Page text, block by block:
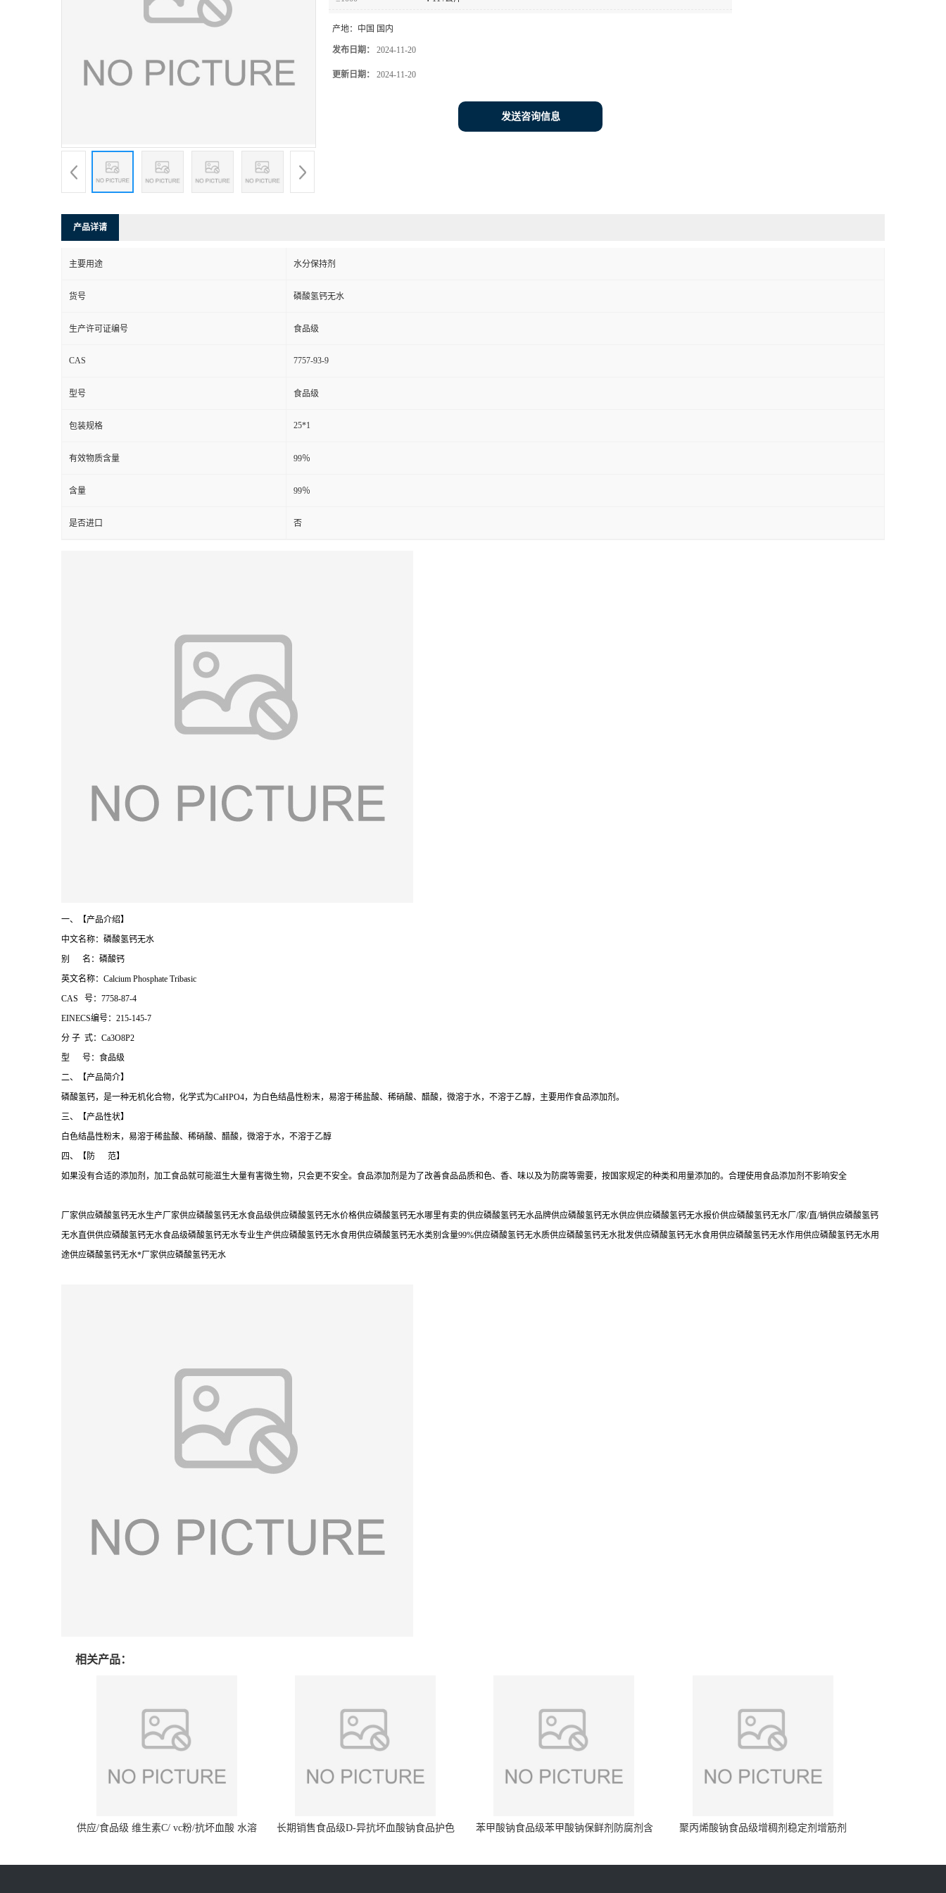
产地： 中国 国内
发布日期： 2024-11-20
更新日期： 2024-11-20
发送咨询信息
产品详请
主要用途 水分保持剂
货号 磷酸氢钙无水
生产许可证编号 食品级
CAS 7757-93-9
型号 食品级
包装规格 25*1
有效物质含量 99％
含量 99％
是否进口 否
一、【产品介绍】
中文名称：磷酸氢钙无水
别 名：磷酸钙
英文名称：Calcium Phosphate Tribasic
CAS 号：7758-87-4
EINECS编号：215-145-7
分 子 式：Ca3O8P2
型 号：食品级
二、【产品简介】
磷酸氢钙，是一种无机化合物，化学式为CaHPO4，为白色结晶性粉末，易溶于稀盐酸、稀硝酸、醋酸，微溶于水，不溶于乙醇，主要用作食品添加剂。
三、【产品性状】
白色结晶性粉末，易溶于稀盐酸、稀硝酸、醋酸，微溶于水，不溶于乙醇
四、【防 范】
如果没有合适的添加剂，加工食品就可能滋生大量有害微生物，只会更不安全。食品添加剂是为了改善食品品质和色、香、味以及为防腐等需要，按国家规定的种类和用量添加的。合理使用食品添加剂不影响安全
厂家供应磷酸氢钙无水生产厂家供应磷酸氢钙无水食品级供应磷酸氢钙无水价格供应磷酸氢钙无水哪里有卖的供应磷酸氢钙无水品牌供应磷酸氢钙无水供应供应磷酸氢钙无水报价供应磷酸氢钙无水厂/家/直/销供应磷酸氢钙
无水直供供应磷酸氢钙无水食品级磷酸氢钙无水专业生产供应磷酸氢钙无水食用供应磷酸氢钙无水类别含量99%供应磷酸氢钙无水质供应磷酸氢钙无水批发供应磷酸氢钙无水食用供应磷酸氢钙无水作用供应磷酸氢钙无水用
途供应磷酸氢钙无水*厂家供应磷酸氢钙无水
相关产品：
供应/食品级 维生素C/ vc粉/抗坏血酸 水溶
长期销售食品级D-异抗坏血酸钠食品护色
苯甲酸钠食品级苯甲酸钠保鲜剂防腐剂含
聚丙烯酸钠食品级增稠剂稳定剂增筋剂